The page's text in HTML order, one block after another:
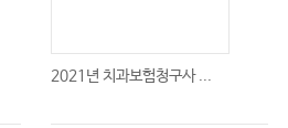
2021년 치과보험청구사 ...